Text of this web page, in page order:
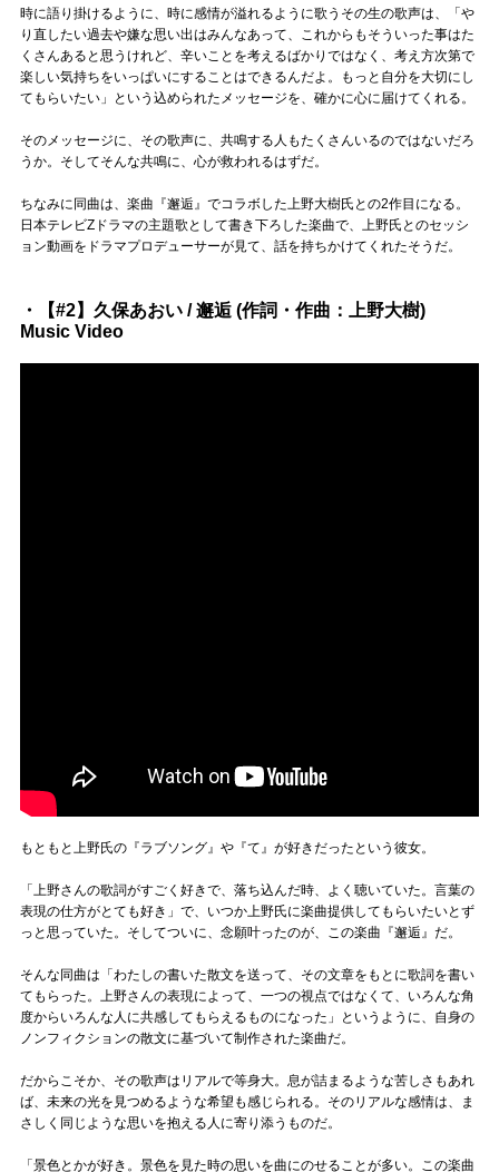
時に語り掛けるように、時に感情が溢れるように歌うその生の歌声は、「や
り直したい過去や嫌な思い出はみんなあって、これからもそういった事はた
くさんあると思うけれど、辛いことを考えるばかりではなく、考え方次第で
楽しい気持ちをいっぱいにすることはできるんだよ。もっと自分を大切にし
てもらいたい」という込められたメッセージを、確かに心に届けてくれる。
そのメッセージに、その歌声に、共鳴する人もたくさんいるのではないだろ
うか。そしてそんな共鳴に、心が救われるはずだ。
ちなみに同曲は、楽曲『邂逅』でコラボした上野大樹氏との2作目になる。
日本テレビZドラマの主題歌として書き下ろした楽曲で、上野氏とのセッシ
ョン動画をドラマプロデューサーが見て、話を持ちかけてくれたそうだ。
・【#2】久保あおい / 邂逅 (作詞・作曲：上野大樹)
Music Video
もともと上野氏の『ラブソング』や『て』が好きだったという彼女。
「上野さんの歌詞がすごく好きで、落ち込んだ時、よく聴いていた。言葉の
表現の仕方がとても好き」で、いつか上野氏に楽曲提供してもらいたいとず
っと思っていた。そしてついに、念願叶ったのが、この楽曲『邂逅』だ。
そんな同曲は「わたしの書いた散文を送って、その文章をもとに歌詞を書い
てもらった。上野さんの表現によって、一つの視点ではなくて、いろんな角
度からいろんな人に共感してもらえるものになった」というように、自身の
ノンフィクションの散文に基づいて制作された楽曲だ。
だからこそか、その歌声はリアルで等身大。息が詰まるような苦しさもあれ
ば、未来の光を見つめるような希望も感じられる。そのリアルな感情は、ま
さしく同じような思いを抱える人に寄り添うものだ。
「景色とかが好き。景色を見た時の思いを曲にのせることが多い。この楽曲